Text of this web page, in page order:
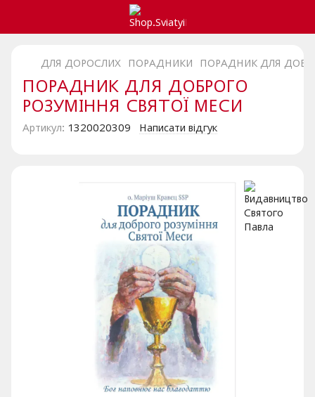
ДЛЯ ДОРОСЛИХ ПОРАДНИКИ ПОРАДНИК ДЛЯ
ПОРАДНИК ДЛЯ ДОБРОГО
РОЗУМІННЯ СВЯТОЇ МЕСИ
Артикул: 1320020309 Написати відгук